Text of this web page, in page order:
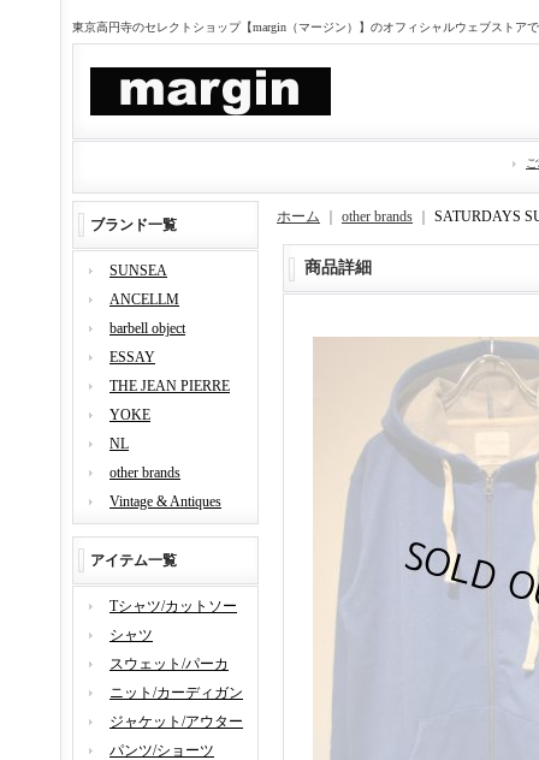
東京高円寺のセレクトショップ【margin（マージン）】のオフィシャルウェブストア
ブランド一覧
SUNSEA
ANCELLM
barbell object
ESSAY
THE JEAN PIERRE
YOKE
NL
other brands
Vintage & Antiques
アイテム一覧
Tシャツ/カットソー
シャツ
スウェット/パーカ
ニット/カーディガン
ジャケット/アウター
パンツ/ショーツ
ホーム other brands SATURDAYS
商品詳細